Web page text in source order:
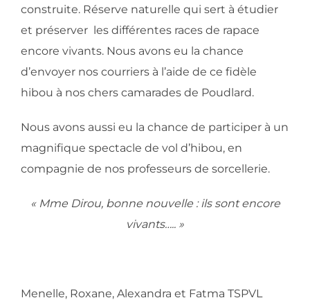
construite. Réserve naturelle qui sert à étudier
et préserver les différentes races de rapace
encore vivants. Nous avons eu la chance
d’envoyer nos courriers à l’aide de ce fidèle
hibou à nos chers camarades de Poudlard.
Nous avons aussi eu la chance de participer à un
magnifique spectacle de vol d’hibou, en
compagnie de nos professeurs de sorcellerie.
« Mme Dirou, bonne nouvelle : ils sont encore
vivants….. »
Menelle, Roxane, Alexandra et Fatma TSPVL